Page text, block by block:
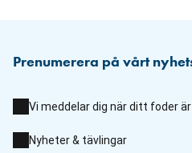
Prenumerera på vårt
Vi meddelar dig när ditt foder
Nyheter & tävlingar